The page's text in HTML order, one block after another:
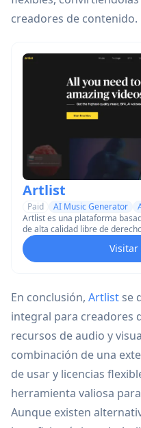
creadores de contenido.
Artlist
Paid AI Music Generator
Artlist es una plataforma
de alta calidad libre de
archivo y otros activos
Visitar
En conclusión, Artlist se
integral para creadores
recursos de audio y
combinación de una
de usar y licencias
herramienta valiosa
Aunque existen